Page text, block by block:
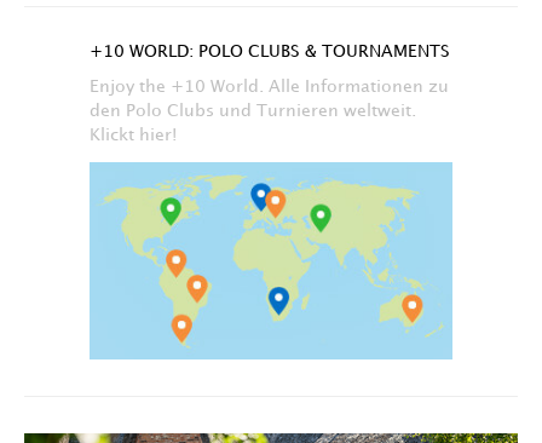
+10 WORLD: POLO CLUBS & TOURNAMENTS
Enjoy the +10 World. Alle Informationen zu
den Polo Clubs und Turnieren weltweit.
Klickt hier!